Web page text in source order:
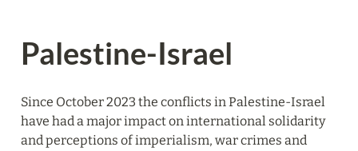
Palestine-Israel
Since October 2023 the conflicts in Palestine-Israel
have had a major impact on international solidarity
and perceptions of imperialism, war crimes and